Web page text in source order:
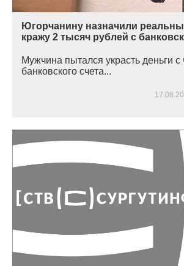
Югорчанину назначили
кражу 2 тысяч рублей с
Мужчина пытался украсть деньги с
банковского счета...